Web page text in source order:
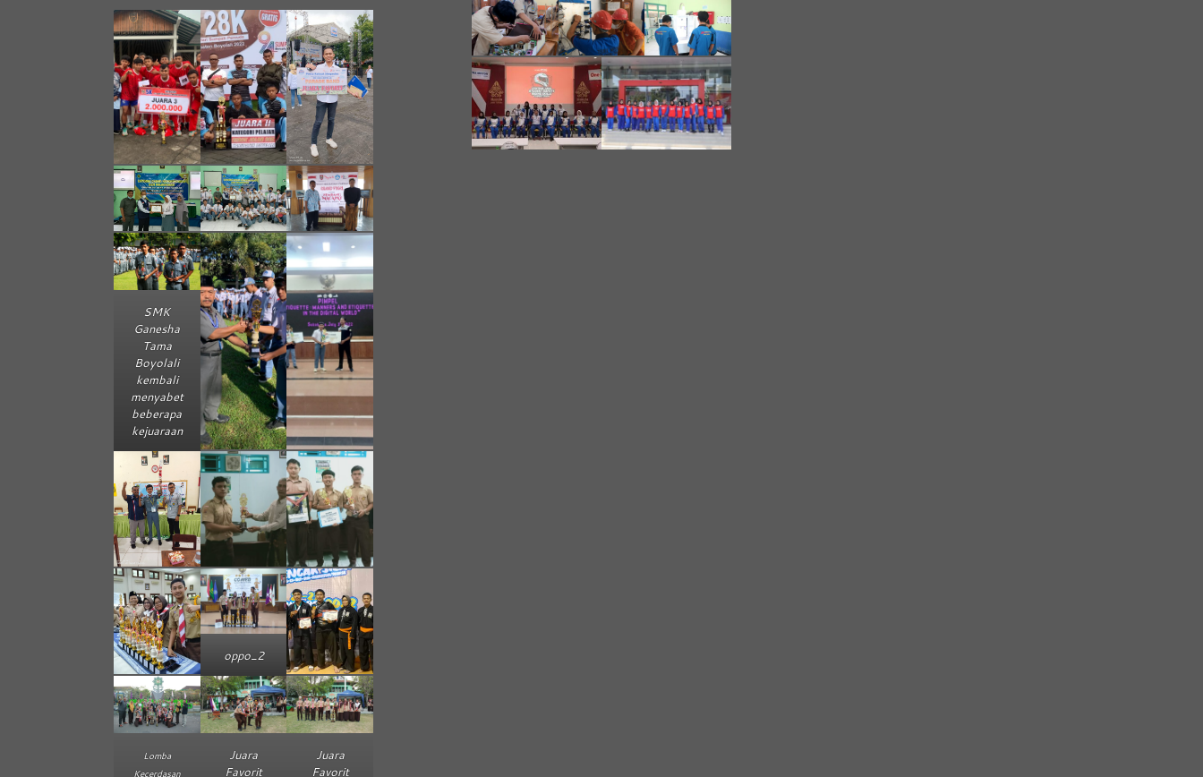
SMK
Ganesha
Tama
Boyolali
kembali
menyabet
beberapa
kejuaraan
oppo_2
Lomba
Kecerdasan
Juara
Favorit
Juara
Favorit